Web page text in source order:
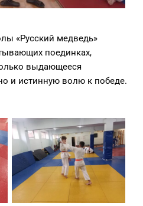
«Русский медведь»
поединках,
выдающееся
и истинную волю к победе.